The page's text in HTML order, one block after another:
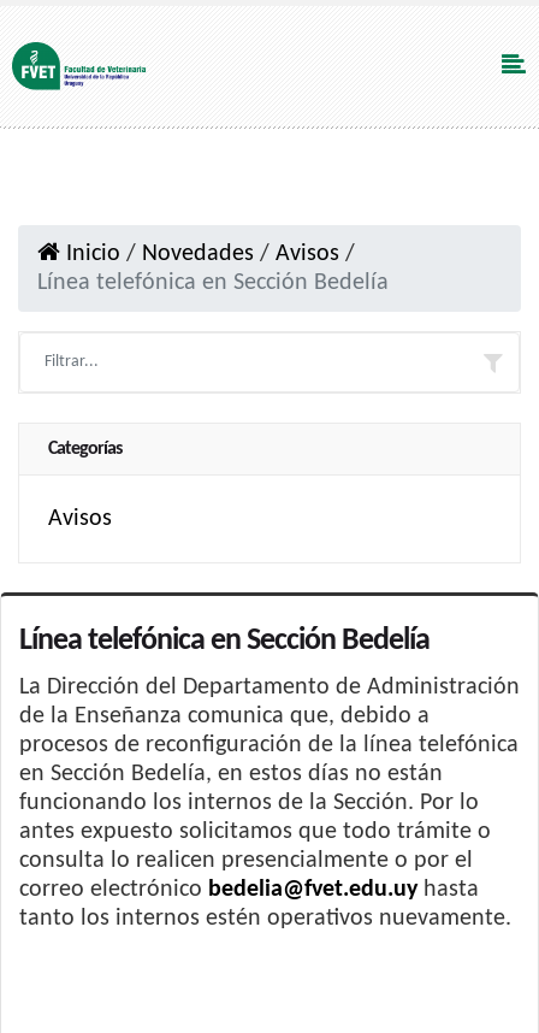
Inicio / Novedades / Avisos /
Línea telefónica en Sección Bedelía
Categorías
Avisos
Línea telefónica en Sección Bedelía
La Dirección del Departamento de Administración
de la Enseñanza comunica que, debido a
procesos de reconfiguración de la línea telefónica
en Sección Bedelía, en estos días no están
funcionando los internos de la Sección. Por lo
antes expuesto solicitamos que todo trámite o
consulta lo realicen presencialmente o por el
correo electrónico bedelia@fvet.edu.uyhasta
tanto los internos estén operativos nuevamente.